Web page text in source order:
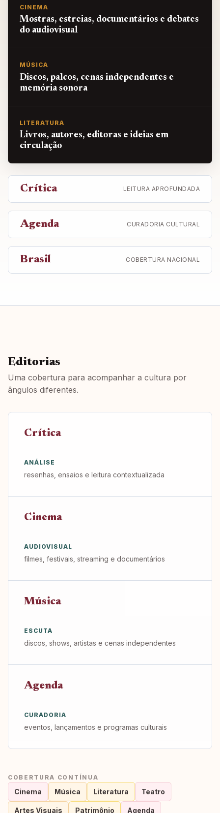
CINEMA
Mostras, estreias, documentários e debates
do audiovisual
MÚSICA
Discos, palcos, cenas independentes e
memória sonora
LITERATURA
Livros, autores, editoras e ideias em
circulação
Crítica LEITURA APROFUNDADA
Agenda CURADORIA CULTURAL
Brasil COBERTURA NACIONAL
Editorias
Uma cobertura para acompanhar a cultura por
ângulos diferentes.
Crítica
ANÁLISE
resenhas, ensaios e leitura contextualizada
Cinema
AUDIOVISUAL
filmes, festivais, streaming e documentários
Música
ESCUTA
discos, shows, artistas e cenas independentes
Agenda
CURADORIA
eventos, lançamentos e programas culturais
COBERTURA CONTÍNUA
Cinema Música Literatura Teatro
Artes Visuais Patrimônio Agenda